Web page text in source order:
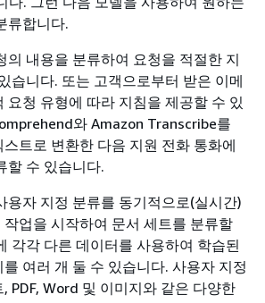
류합니다.
의 내용을 분류하여 요청을 적절한 지
습니다. 또는 고객으로부터 받은 이메
요청 유형에 따라 지침을 제공할 수 있
와 Amazon Transcribe를
트로 변환한 다음 지원 전화 통화에
할 수 있습니다.
용자 지정 분류를 동기적으로(실시간)
업을 시작하여 문서 세트를 분류할
각각 다른 데이터를 사용하여 학습된
여러 개 둘 수 있습니다. 사용자 지정
PDF, Word 및 이미지와 같은 다양한